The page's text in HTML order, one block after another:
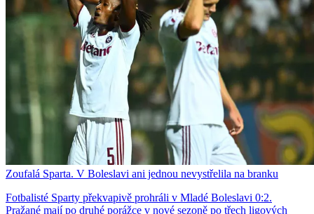
Zoufalá Sparta. V Boleslavi ani jednou nevystřelila na branku
Fotbalisté Sparty překvapivě prohráli v Mladé Boleslavi 0:2.
Pražané mají po druhé porážce v nové sezoně po třech ligových